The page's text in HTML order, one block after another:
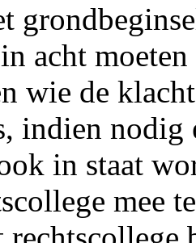
acht
wie de
indien
in staat
mee